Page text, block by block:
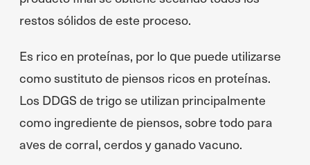
restos sólidos de este proceso.
Es rico en proteínas, por lo que puede utilizarse
como sustituto de piensos ricos en proteínas.
Los DDGS de trigo se utilizan principalmente
como ingrediente de piensos, sobre todo para
aves de corral, cerdos y ganado vacuno.